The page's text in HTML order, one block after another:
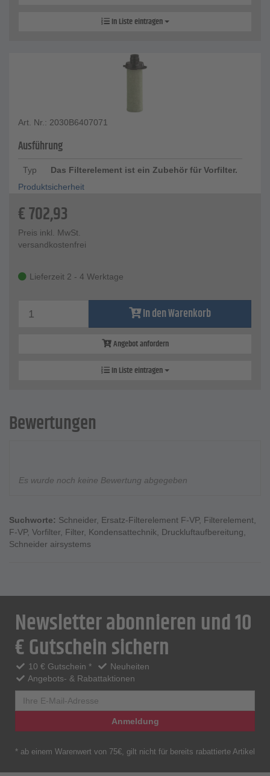
In Liste eintragen
Art. Nr.: 2030B6407071
Ausführung
Typ
Das Filterelement ist ein Zubehör für Vorfilter.
Produktsicherheit
€702,93
Preis inkl. MwSt.
versandkostenfrei
Lieferzeit 2 - 4 Werktage
In den Warenkorb
Angebot anfordern
In Liste eintragen
Bewertungen
Es wurde noch keine Bewertung abgegeben
Suchworte: Schneider, Ersatz-Filterelement F-VP, Filterelement,
F-VP, Vorfilter, Filter, Kondensattechnik, Druckluftaufbereitung,
Schneider airsystems
Newsletter abonnieren und 10
€ Gutschein sichern
10 € Gutschein *
Neuheiten
Angebots- & Rabattaktionen
Anmeldung
* ab einem Warenwert von 75€, gilt nicht für bereits rabattierte Artikel